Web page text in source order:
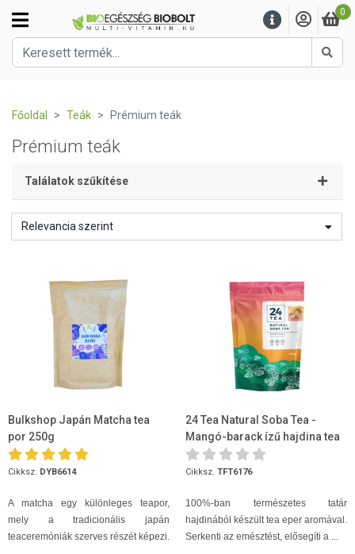
0
Főoldal Teák Prémium teák
Prémium teák
Találatok szűkítése
Relevancia szerint
Bulkshop Japán Matcha tea
por 250g
Cikksz. DYB6614
A matcha egy különleges teapor,
mely a tradicionális japán
teaceremóniák szerves részét képezi.
24 Tea Natural Soba Tea -
Mangó-barack ízű hajdina tea
100g
Cikksz. TFT6176
100%-ban természetes tatár
hajdinából készült tea eper aromával.
Serkenti az emésztést, elősegíti a ...